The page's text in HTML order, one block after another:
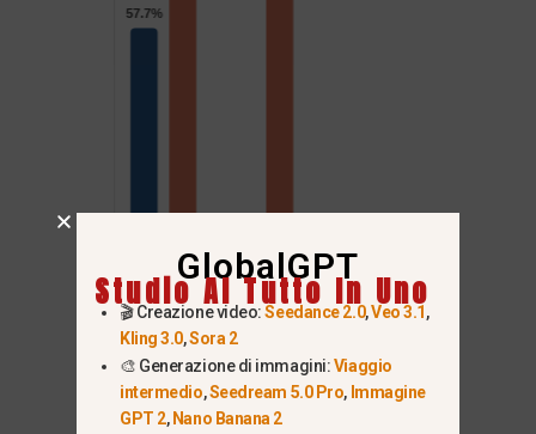
GlobalGPT
Studio AI Tutto In Uno
🎬 Creazione video:Seedance 2.0,Veo 3.1,
Kling 3.0,Sora 2
🎨 Generazione di immagini:Viaggio
intermedio,Seedream 5.0 Pro, Immagine
GPT 2, Nano Banana 2